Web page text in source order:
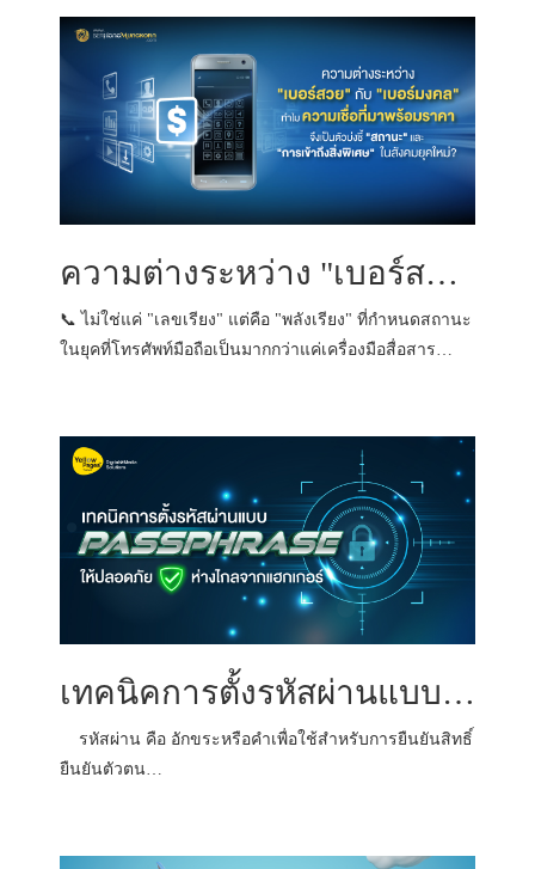
ความต่างระหว่าง "เบอร์สวย" กับ "เบอร์มงคล": ทำไม "ความเชื่อที่มาพร้อมราคา" จึงเป็นตัวบ่งชี้ "สถานะ" และ "การเข้าถึงสิ่งพิเศษ" ในสังคมยุคใหม่?
📞 ไม่ใช่แค่ "เลขเรียง" แต่คือ "พลังเรียง" ที่กำหนดสถานะ
ในยุคที่โทรศัพท์มือถือเป็นมากกว่าแค่เครื่องมือสื่อสาร…
เทคนิคการตั้งรหัสผ่านแบบ Passphrase ให้ปลอดภัย ห่างไกลจากแฮกเกอร์
รหัสผ่าน คือ อักขระหรือคำเพื่อใช้สำหรับการยืนยันสิทธิ์
ยืนยันตัวตน…